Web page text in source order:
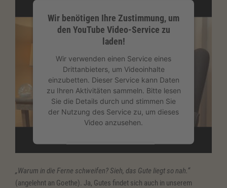
Wir benötigen Ihre Zustimmung, um
den YouTube Video-Service zu
laden!
Wir verwenden einen Service eines
Drittanbieters, um Videoinhalte
einzubetten. Dieser Service kann Daten
zu Ihren Aktivitäten sammeln. Bitte lesen
Sie die Details durch und stimmen Sie
der Nutzung des Service zu, um dieses
Video anzusehen.
Mehr Informationen
Akzeptieren
„Warum in die Ferne schweifen? Sieh, das Gute liegt so nah.“
(angelehnt an Goethe). Ja, Gutes findet sich auch in unserem